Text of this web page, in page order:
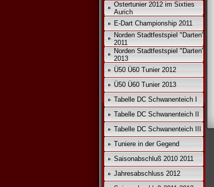
Ostertunier 2012 im Sixties
Aurich
E-Dart Championship 2011
Norden Stadtfestspiel "Darten"
2011
Norden Stadtfestspiel "Darten"
2013
Ü50 Ü60 Tunier 2012
Ü50 Ü60 Tunier 2013
Tabelle DC Schwanenteich I
Tabelle DC Schwanenteich II
Tabelle DC Schwanenteich III
Tuniere in der Gegend
Saisonabschluß 2010 2011
Jahresabschluss 2012
*
*